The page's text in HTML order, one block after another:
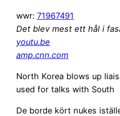
wwr: 71967491
Det blev mest ett hål i
youtu.be
amp.cnn.com
North Korea blows up
used for talks with South
De borde kört nukes